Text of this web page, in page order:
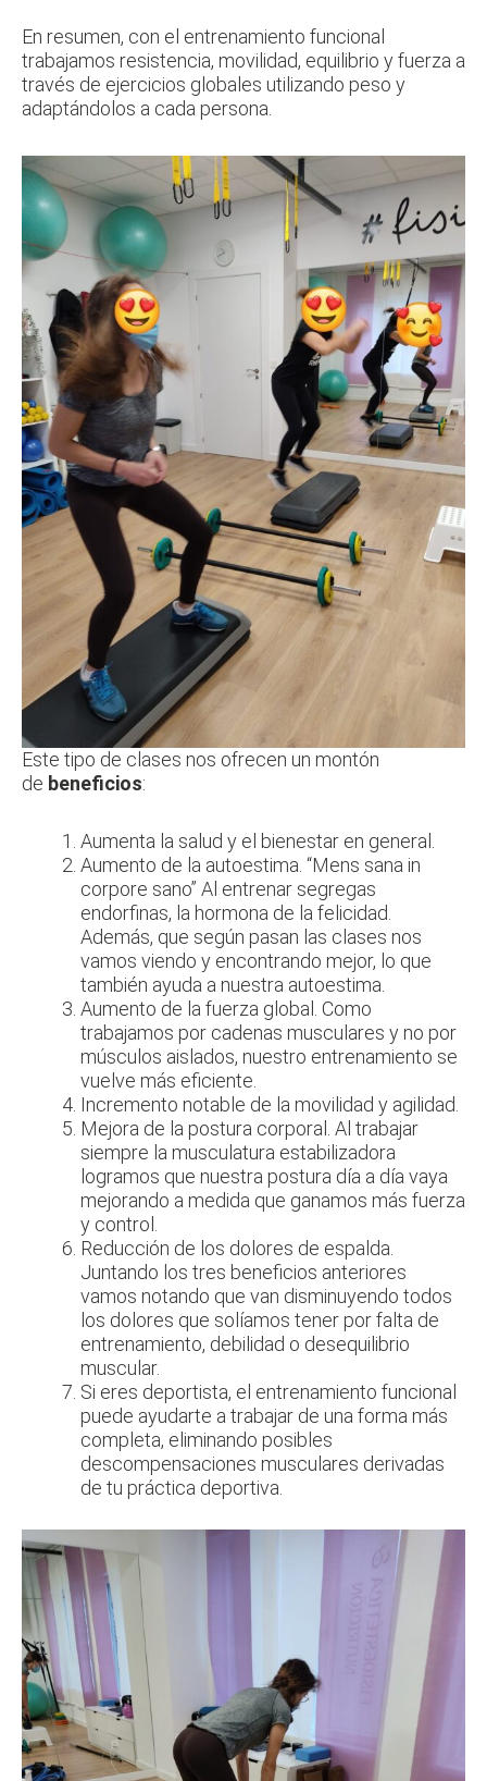
En resumen, con el entrenamiento funcional
trabajamos resistencia, movilidad, equilibrio y fuerza a
través de ejercicios globales utilizando peso y
adaptándolos a cada persona.
Este tipo de clases nos ofrecen un montón
de beneficios:
Aumenta la salud y el bienestar en general.
Aumento de la autoestima. “Mens sana in
corpore sano” Al entrenar segregas
endorfinas, la hormona de la felicidad.
Además, que según pasan las clases nos
vamos viendo y encontrando mejor, lo que
también ayuda a nuestra autoestima.
Aumento de la fuerza global. Como
trabajamos por cadenas musculares y no por
músculos aislados, nuestro entrenamiento se
vuelve más eficiente.
Incremento notable de la movilidad y agilidad.
Mejora de la postura corporal. Al trabajar
siempre la musculatura estabilizadora
logramos que nuestra postura día a día vaya
mejorando a medida que ganamos más fuerza
y control.
Reducción de los dolores de espalda.
Juntando los tres beneficios anteriores
vamos notando que van disminuyendo todos
los dolores que solíamos tener por falta de
entrenamiento, debilidad o desequilibrio
muscular.
Si eres deportista, el entrenamiento funcional
puede ayudarte a trabajar de una forma más
completa, eliminando posibles
descompensaciones musculares derivadas
de tu práctica deportiva.